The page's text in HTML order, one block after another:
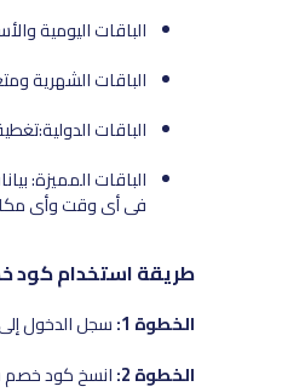
الباقات اليومية
الباقات الشهرية
الباقات الدولية:تغطية في أكثر من 200 دولة حول العالم.
الباقات المميزة:
في أي وقت وأي
طريقة استخدام كود
الخطوة 1: سجل الدخول
الخطوة 2:
انسخ كود خصم